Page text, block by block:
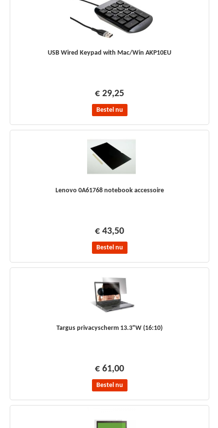
USB Wired Keypad with Mac/Win AKP10EU
€ 29,25
Bestel nu
Lenovo 0A61768 notebook accessoire
€ 43,50
Bestel nu
Targus privacyscherm 13.3"W (16:10)
€ 61,00
Bestel nu